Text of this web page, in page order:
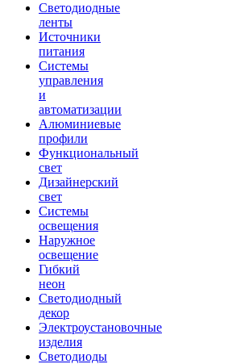
Светодиодные
ленты
Источники
питания
Системы
управления
и
автоматизации
Алюминиевые
профили
Функциональный
свет
Дизайнерский
свет
Системы
освещения
Наружное
освещение
Гибкий
неон
Светодиодный
декор
Электроустановочные
изделия
Светодиоды